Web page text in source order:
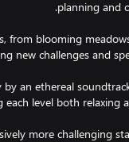
from blooming
by an ethereal
more challenging